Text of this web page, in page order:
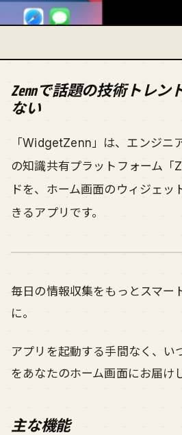
Zennで話題の技術トレン
ない
「WidgetZenn」は、エンジニ
の知識共有プラットフォーム「
ドを、ホーム画面のウィジェッ
きるアプリです。
毎日の情報収集をもっとスマー
に。
アプリを起動する手間なく、い
をあなたのホーム画面にお届け
主な機能